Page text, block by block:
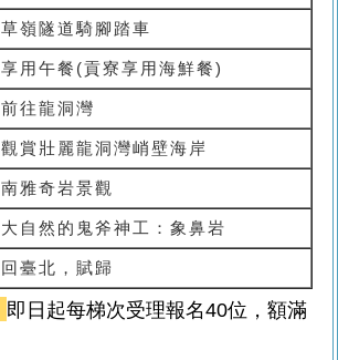
草嶺隧道騎腳踏車
享用午餐(貢寮享用海鮮餐)
前往龍洞灣
觀賞壯麗龍洞灣峭壁海岸
南雅奇岩景觀
大自然的鬼斧神工：象鼻岩
回臺北，賦歸
即日起每梯次受理報名40位，額滿